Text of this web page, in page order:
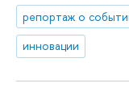
репортаж о
инновации